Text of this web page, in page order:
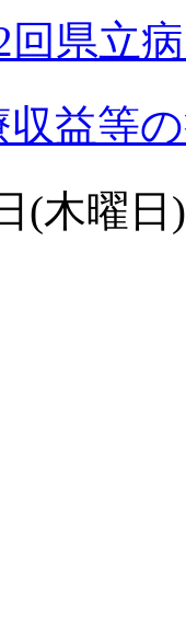
回県立
益等
(木曜日)